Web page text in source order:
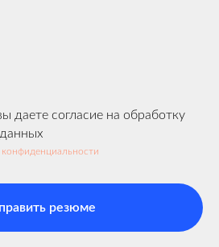
даете согласие на обработку
резюме